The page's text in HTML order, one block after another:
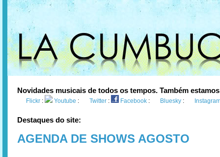
Novidades musicais de todos os tempos. Também
Flickr : Youtube : Twitter : Facebook : Bluesky :
Destaques do site:
AGENDA DE SHOWS AGOSTO